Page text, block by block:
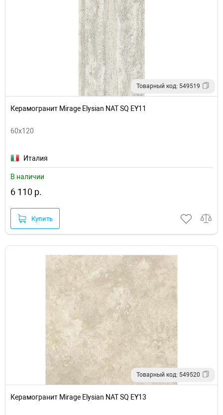
Товарный код: 549519
Керамогранит Mirage Elysian NAT SQ EY11
60x120
Италия
В наличии
6 110 р.
Купить
Товарный код: 549520
Керамогранит Mirage Elysian NAT SQ EY13